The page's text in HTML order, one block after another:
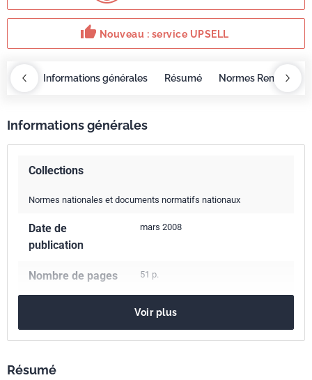
thumb_up Nouveau : service UPSELL
Informations générales Résumé Normes
Informations générales
Collections
Normes nationales et documents normatifs nationaux
Date de
publication
mars 2008
Nombre de pages 51 p.
Codes ICS
23.060.40
Voir plus
Résumé